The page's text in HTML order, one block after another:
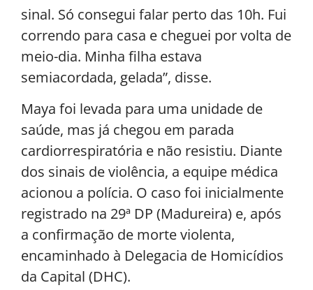
sinal. Só consegui falar perto das 10h. Fui
correndo para casa e cheguei por volta de
meio-dia. Minha filha estava
semiacordada, gelada”, disse.
Maya foi levada para uma unidade de
saúde, mas já chegou em parada
cardiorrespiratória e não resistiu. Diante
dos sinais de violência, a equipe médica
acionou a polícia. O caso foi inicialmente
registrado na 29ª DP (Madureira) e, após
a confirmação de morte violenta,
encaminhado à Delegacia de Homicídios
da Capital (DHC).